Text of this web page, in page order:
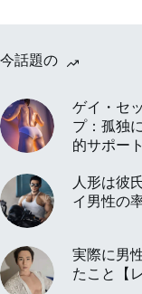
今話題の
ゲイ・セ
プ：孤独
的サポート
人形は彼
イ男性の
実際に男
たこと【